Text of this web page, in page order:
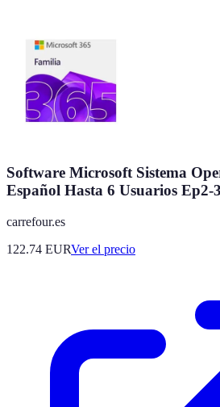
Software Microsoft Sistema
Español Hasta 6 Usuarios Ep2-
carrefour.es
122.74 EURVer el precio